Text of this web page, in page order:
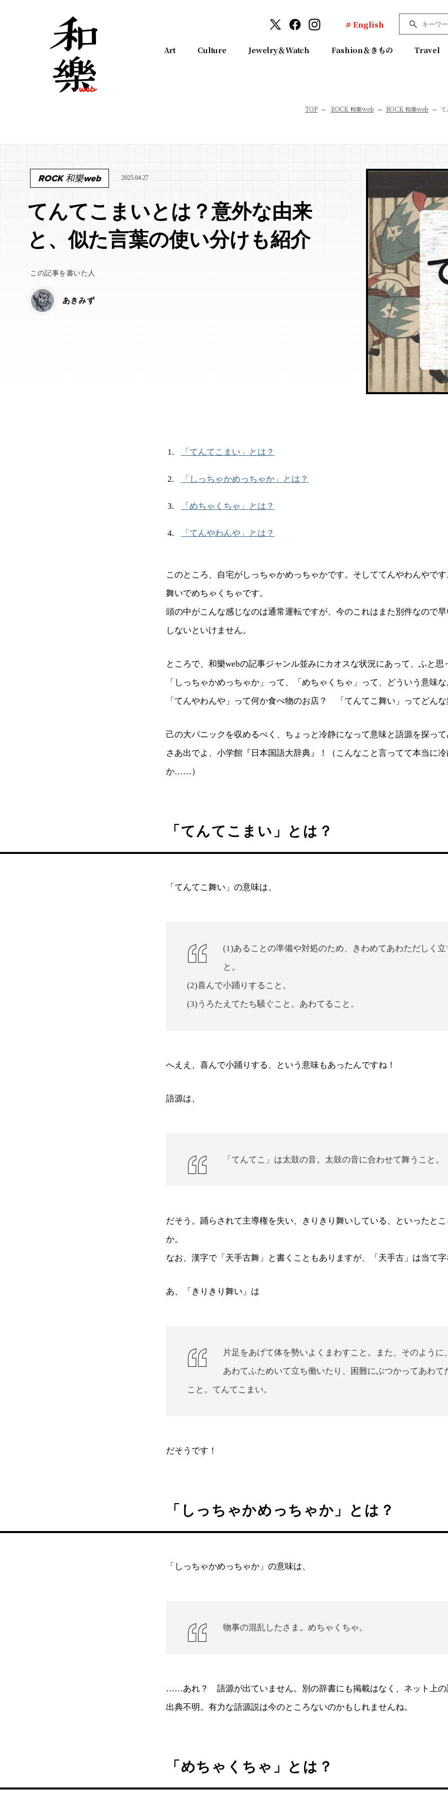
# English
Art Culture Jewelry＆Watch Fashion＆きもの Travel
TOP ROCK 和樂web ROCK 和樂web
ROCK 和樂web 2025.04.27
てんてこまいとは？意外な由来
と、似た言葉の使い分けも紹介
この記事を書いた人
あきみず
「てんてこまい」とは？
「しっちゃかめっちゃか」とは？
「めちゃくちゃ」とは？
「てんやわんや」とは？
このところ、自宅がしっちゃかめっちゃかです。そしててんやわんやで
舞いでめちゃくちゃです。
頭の中がこんな感じなのは通常運転ですが、今のこれはまた別件なので
しないといけません。
ところで、和樂webの記事ジャンル並みにカオスな状況にあって、ふと思
「しっちゃかめっちゃか」って、「めちゃくちゃ」って、どういう意
「てんやわんや」って何か食べ物のお店？ 「てんてこ舞い」ってどん
己の大パニックを収めるべく、ちょっと冷静になって意味と語源を探っ
さあ出でよ、小学館『日本国語大辞典』！（こんなこと言ってて本当に
か……）
「てんてこまい」とは？
「てんてこ舞い」の意味は、
(1)あることの準備や対処のため、きわめてあわただしく
と。
(2)喜んで小踊りすること。
(3)うろたえてたち騒ぐこと。あわてること。
へええ、喜んで小踊りする、という意味もあったんですね！
語源は、
「てんてこ」は太鼓の音。太鼓の音に合わせて舞うこと。
だそう。踊らされて主導権を失い、きりきり舞いしている、といったと
か。
なお、漢字で「天手古舞」と書くこともありますが、「天手古」は当て
あ、「きりきり舞い」は
片足をあげて体を勢いよくまわすこと。また、そのように
あわてふためいて立ち働いたり、困難にぶつかってあわて
こと。てんてこまい。
だそうです！
「しっちゃかめっちゃか」とは？
「しっちゃかめっちゃか」の意味は、
物事の混乱したさま。めちゃくちゃ。
……あれ？ 語源が出ていません。別の辞書にも掲載はなく、ネット上の
出典不明。有力な語源説は今のところないのかもしれませんね。
「めちゃくちゃ」とは？